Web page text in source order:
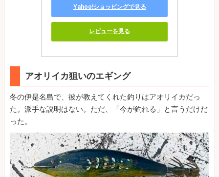
Yahoo!ショッピングで見る
レビューを見る
アオリイカ狙いのエギング
冬の伊是名島で、彼が教えてくれた釣りはアオリイカだっ
た。派手な説明はない。ただ、「今が釣れる」と言うだけだ
った。